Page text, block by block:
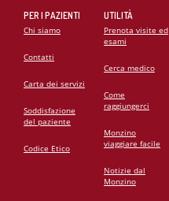
PER I PAZIENTI
Chi siamo
Contatti
Carta dei servizi
Soddisfazione
del paziente
Codice Etico
UTILITÀ
Prenota visite ed
esami
Cerca medico
Come
raggiungerci
Monzino
viaggiare facile
Notizie dal
Monzino